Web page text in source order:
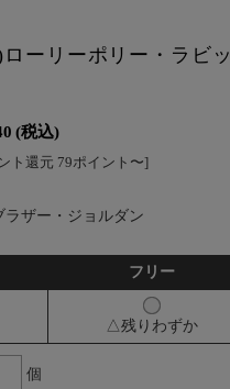
ローリーポリー・ラビッ
(税込)
ト還元 79ポイント〜]
ラザー・ジョルダン
フリー
△残りわずか
個